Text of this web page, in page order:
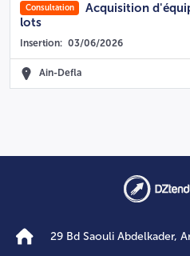
Consultation
Acquisition
lots
Insertion: 03/06/2026
Ain-Defla
29 Bd Saouli Abdelkader,